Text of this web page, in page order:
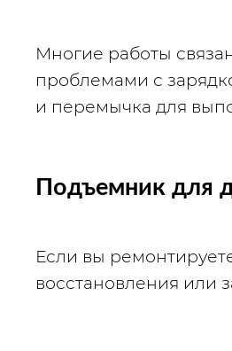
Многие работы
проблемами с
и перемычка для
Подъемник для
Если вы
восстановления или